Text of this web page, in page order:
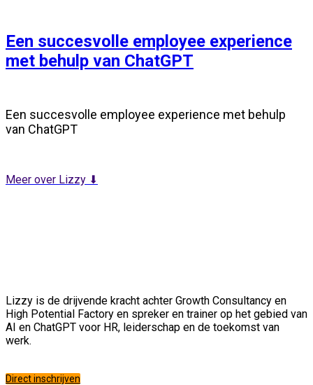
Een succesvolle employee experience
met behulp van ChatGPT
Een succesvolle employee experience met behulp
van ChatGPT
Meer over Lizzy ⬇
Lizzy is de drijvende kracht achter Growth Consultancy en
High Potential Factory en spreker en trainer op het gebied van
AI en ChatGPT voor HR, leiderschap en de toekomst van
werk.
Direct inschrijven